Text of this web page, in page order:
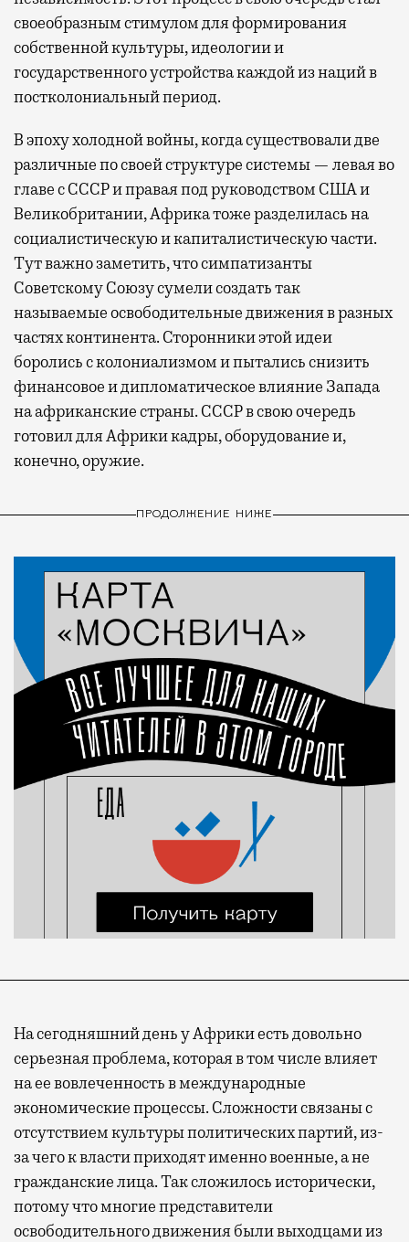
своеобразным стимулом для формирования
собственной культуры, идеологии и
государственного устройства каждой из наций в
постколониальный период.
В эпоху холодной войны, когда существовали две
различные по своей структуре системы — левая во
главе с СССР и правая под руководством США и
Великобритании, Африка тоже разделилась на
социалистическую и капиталистическую части.
Тут важно заметить, что симпатизанты
Советскому Союзу сумели создать так
называемые освободительные движения в разных
частях континента. Сторонники этой идеи
боролись с колониализмом и пытались снизить
финансовое и дипломатическое влияние Запада
на африканские страны. СССР в свою очередь
готовил для Африки кадры, оборудование и,
конечно, оружие.
ПРОДОЛЖЕНИЕ НИЖЕ
На сегодняшний день у Африки есть довольно
серьезная проблема, которая в том числе влияет
на ее вовлеченность в международные
экономические процессы. Сложности связаны с
отсутствием культуры политических партий, из-
за чего к власти приходят именно военные, а не
гражданские лица. Так сложилось исторически,
потому что многие представители
освободительного движения были выходцами из